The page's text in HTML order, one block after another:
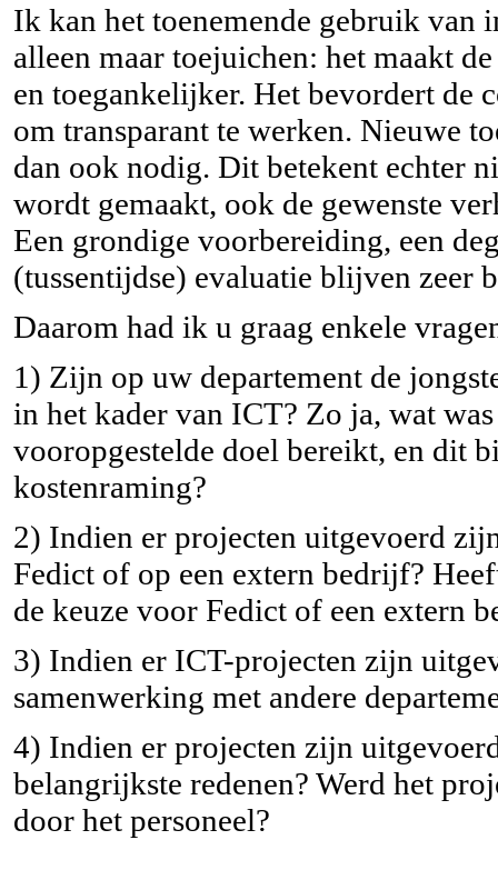
Ik kan het toenemende gebruik van
alleen maar toejuichen: het maakt
en toegankelijker. Het bevordert de
om transparant te werken. Nieuwe
dan ook nodig. Dit betekent echter
wordt gemaakt, ook de gewenste
Een grondige voorbereiding, een
(tussentijdse) evaluatie blijven zeer
Daarom had ik u graag enkele
1) Zijn op uw departement de
in het kader van ICT? Zo ja, wat
vooropgestelde doel bereikt, en dit
kostenraming?
2) Indien er projecten uitgevoerd
Fedict of op een extern bedrijf?
de keuze voor Fedict of een extern
3) Indien er ICT-projecten zijn
samenwerking met andere
4) Indien er projecten zijn
belangrijkste redenen? Werd het
door het personeel?